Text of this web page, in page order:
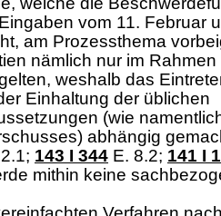
vom 11. Februar
am Prozessthema
nämlich nur im
weshalb das
Einhaltung der üblichen
(wie
abhängig
; 143 I 344 E. 8.2; 141 I
mithin keine